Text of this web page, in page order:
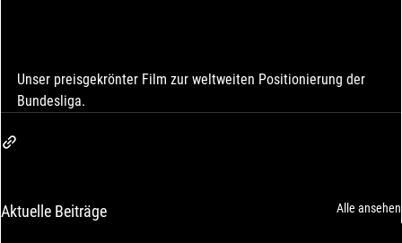
Unser preisgekrönter Film zur weltweiten Positionierung der
Bundesliga.
Aktuelle Beiträge Alle ansehen